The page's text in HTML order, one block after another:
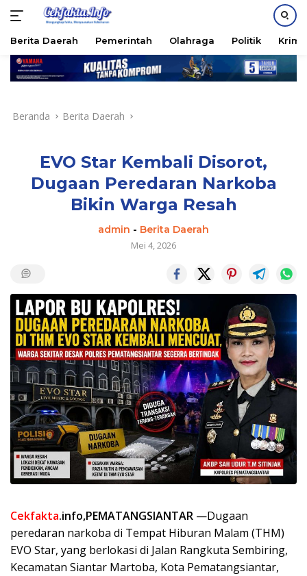
Langsung
Berita Daerah Pemerintah Olahraga Politik
Beranda Berita Daerah
EVO Star Kembali Disorot,
Dugaan Peredaran Narkoba
Bikin Warga Resah
admin - Berita Daerah
Mei 4, 2026
Cekfakta.info,PEMATANGSIANTAR —Dugaan
peredaran narkoba di Tempat Hiburan Malam (THM)
EVO Star, yang berlokasi di Jalan Rangkuta Sembiring,
Kecamatan Siantar Martoba, Kota Pematangsiantar,